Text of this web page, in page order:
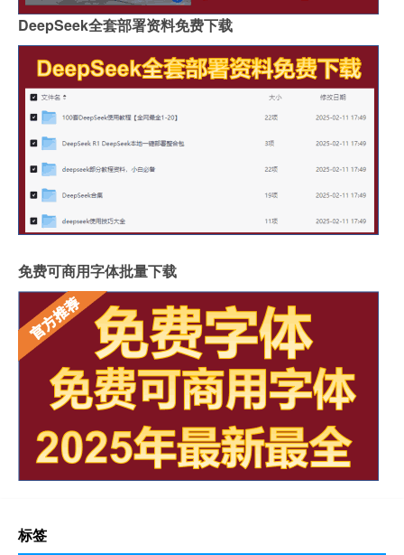
DeepSeek全套部署资料免费下载
免费可商用字体批量下载
标签